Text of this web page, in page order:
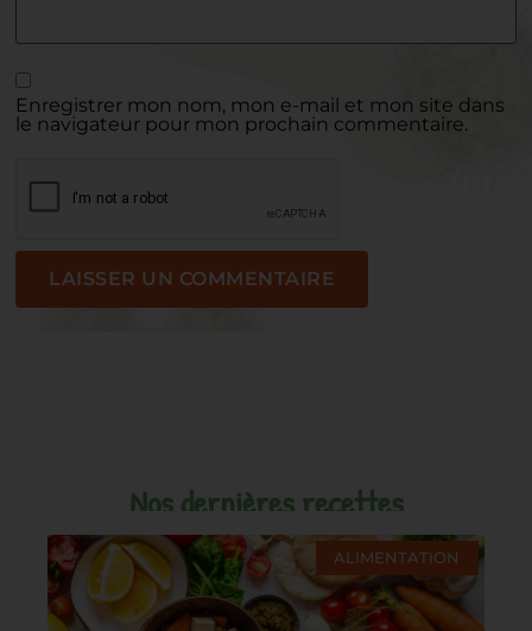
Enregistrer mon nom, mon e-mail et mon site dans
le navigateur pour mon prochain commentaire.
Nos dernières recettes
ALIMENTATION